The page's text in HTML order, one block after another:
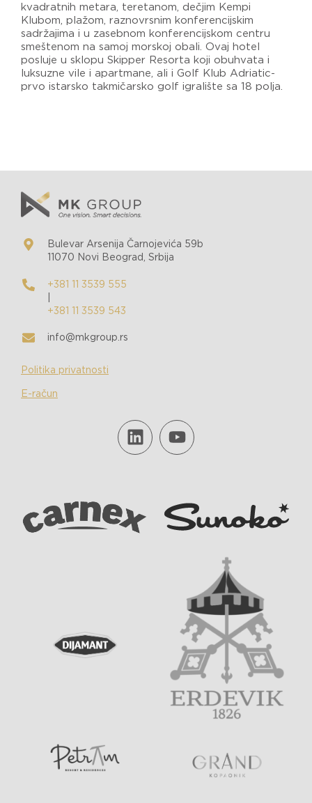
kvadratnih metara, teretanom, dečjim Kempi
Klubom, plažom, raznovrsnim konferencijskim
sadržajima i u zasebnom konferencijskom centru
smeštenom na samoj morskoj obali. Ovaj hotel
posluje u sklopu Skipper Resorta koji obuhvata i
luksuzne vile i apartmane, ali i Golf Klub Adriatic-
prvo istarsko takmičarsko golf igralište sa 18 polja.
Bulevar Arsenija Čarnojevića 59b
11070 Novi Beograd, Srbija
+381 11 3539 555
+381 11 3539 543
info@mkgroup.rs
Politika privatnosti
E-račun